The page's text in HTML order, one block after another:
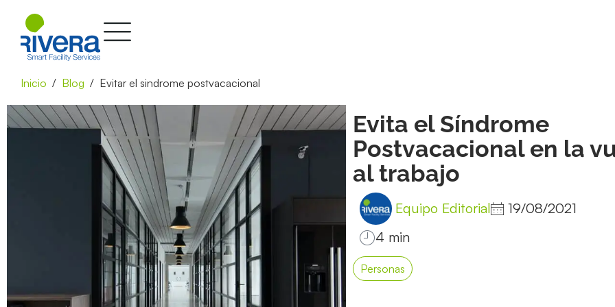
Inicio Blog Evitar el sindrome postvacacional
Evita el Síndrome
Postvacacional en la
al trabajo
Equipo Editorial 19/08/2021
Personas